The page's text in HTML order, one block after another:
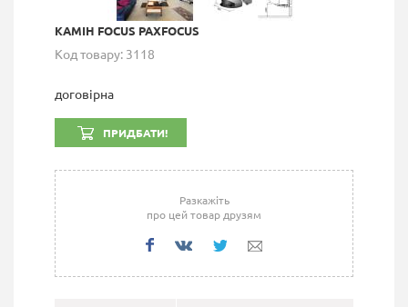
КАМІН FOCUS PAXFOCUS
Код товару: 3118
договірна
ПРИДБАТИ!
Разкажіть
про цей товар друзям